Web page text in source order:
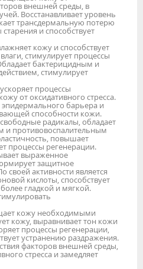
внешней среды, в
Восстанавливает уровень
трансдермальную потерю
и способствует
кожу и способствует
стимулирует процессы
бактерицидным и
стимулирует
процессы
от оксидативного стресса.
барьера и
способности кожи.
радикалы, обладает
противовоспалительным
повышает
процессы регенерации.
выраженное
защитное
активности является
кислоты, способствует
гладкой и мягкой.
кожу необходимыми
кожу, выравнивает тон кожи
процессы регенерации,
устранению раздражения.
факторов внешней среды,
стресса и замедляет